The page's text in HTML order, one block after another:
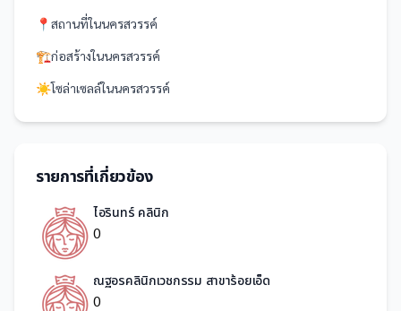
📍 สถานที่ในนครสวรรค์
🏗️ก่อสร้างในนครสวรรค์
☀️โซล่าเซลล์ในนครสวรรค์
รายการที่เกี่ยวข้อง
ไอรินทร์ คลินิก
0
ณฐอรคลินิกเวชกรรม สาขาร้อยเอ็ด
0